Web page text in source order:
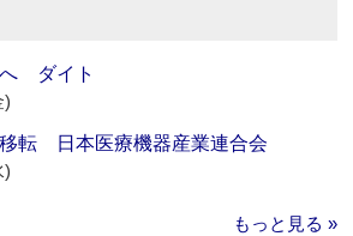
へ ダイト
)
転 日本医療機器産業連合会
)
もっと見る »